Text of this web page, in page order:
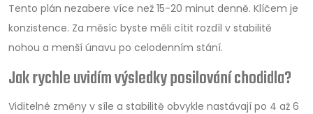
Tento plán nezabere více než 15-20 minut denně. Klíčem je
konzistence. Za měsíc byste měli cítit rozdíl v stabilitě
nohou a menší únavu po celodenním stání.
Jak rychle uvidím výsledky posilování chodidla?
Viditelné změny v síle a stabilitě obvykle nastávají po 4 až 6